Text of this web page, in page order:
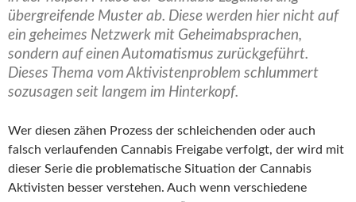
übergreifende Muster ab. Diese werden hier nicht auf
ein geheimes Netzwerk mit Geheimabsprachen,
sondern auf einen Automatismus zurückgeführt.
Dieses Thema vom Aktivistenproblem schlummert
sozusagen seit langem im Hinterkopf.
Wer diesen zähen Prozess der schleichenden oder auch
falsch verlaufenden Cannabis Freigabe verfolgt, der wird mit
dieser Serie die problematische Situation der Cannabis
Aktivisten besser verstehen. Auch wenn verschiedene